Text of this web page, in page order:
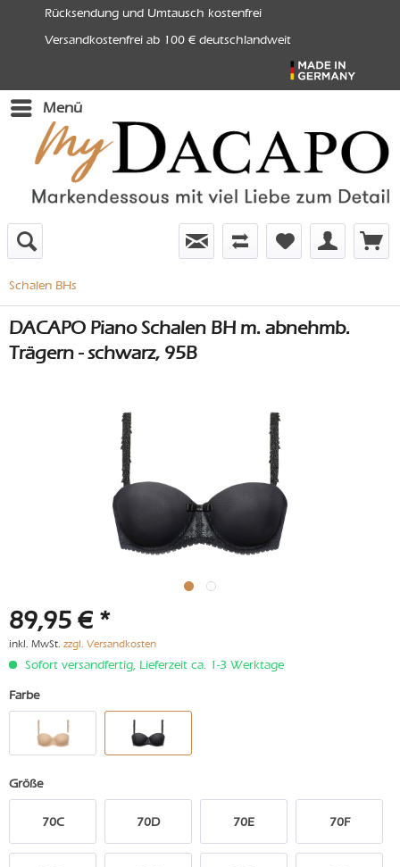
Rücksendung und Umtausch kostenfrei
Versandkostenfrei ab 100 € deutschlandweit
Menü
Schalen BHs
DACAPO Piano Schalen BH m. abnehmb.
Trägern - schwarz, 95B
89,95 € *
inkl. MwSt. zzgl. Versandkosten
Sofort versandfertig, Lieferzeit ca. 1-3 Werktage
Farbe
Größe
70C 70D 70E 70F